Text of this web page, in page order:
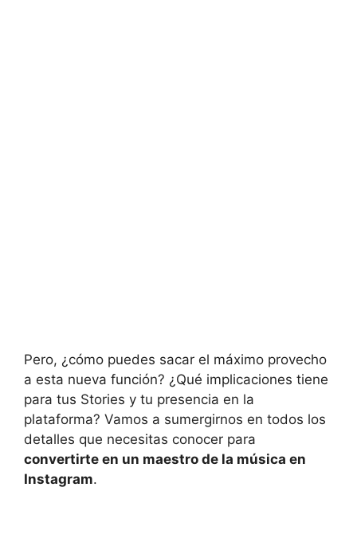
Pero, ¿cómo puedes sacar el máximo provecho
a esta nueva función? ¿Qué implicaciones tiene
para tus Stories y tu presencia en la
plataforma? Vamos a sumergirnos en todos los
detalles que necesitas conocer para
convertirte en un maestro de la música en
Instagram.